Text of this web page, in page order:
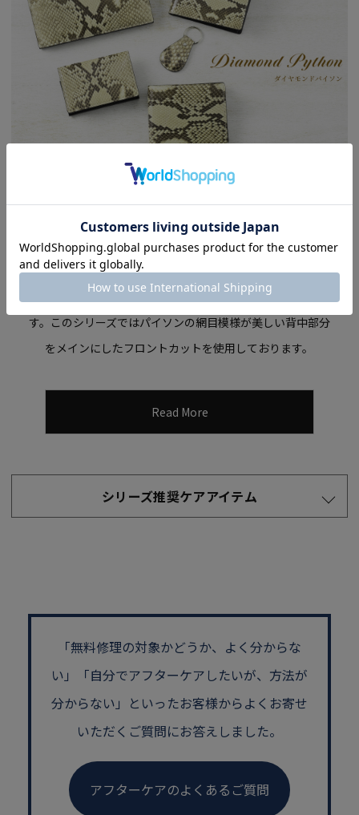
Series Details
日本名はアミメニシキヘビ。全身にダイヤ型の美しい連続
模様があることからダイヤモンドパイソンと呼ばれていま
す。 このシリーズではパイソンの網目模様が美しい背中部分
をメインにしたフロントカットを使用しております。
Read More
シリーズ推奨ケアアイテム
「無料修理の対象かどうか、よく分からな
い」
「自分でアフターケアしたいが、方法が
分からない」といったお客様からよくお寄せ
いただくご質問にお答えしました。
アフターケアのよくあるご質問